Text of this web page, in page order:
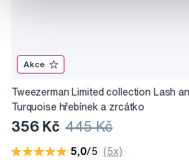
Akce
Tweezerman Limited collection Lash
Turquoise hřebínek a zrcátko
356 Kč 445 Kč
5,0/5 (5x)